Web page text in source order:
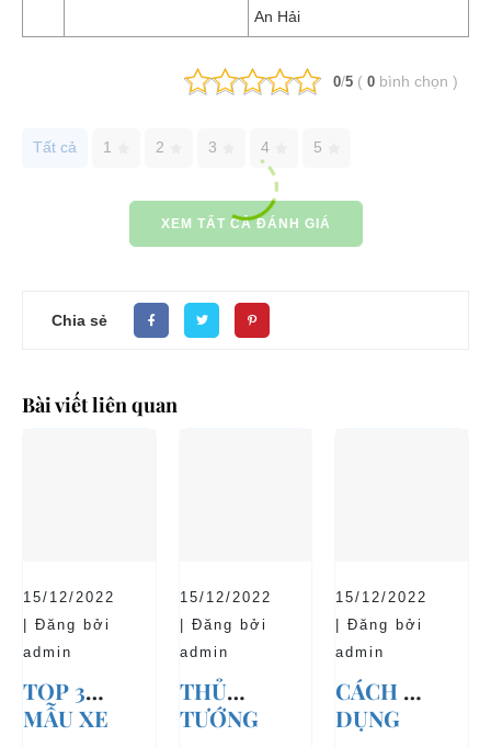
An Hải
0/5 ( 0 bình chọn )
Tất cả 1 2 3 4 5
XEM TẤT CẢ ĐÁNH GIÁ
Chia sẻ
Bài viết liên quan
15/12/2022
| Đăng bởi
admin
TOP 3
MẪU XE
15/12/2022
| Đăng bởi
admin
THỦ
TƯỚNG
15/12/2022
| Đăng bởi
admin
CÁCH SỬ
DỤNG